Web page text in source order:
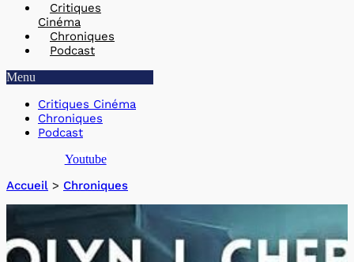
Critiques
Cinéma
Chroniques
Podcast
Menu
Critiques Cinéma
Chroniques
Podcast
Youtube
Accueil > Chroniques